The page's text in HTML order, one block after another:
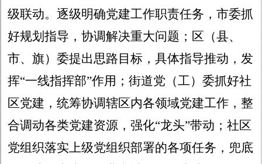
级联动。逐级明确党建工作职责任务，市委抓
好规划指导，协调解决重大问题；区（县、
市、旗）委提出思路目标，具体指导推动，发
挥“一线指挥部”作用；街道党（工）委抓好社
区党建，统筹协调辖区内各领域党建工作，整
合调动各类党建资源，强化“龙头”带动；社区
党组织落实上级党组织部署的各项任务，兜底